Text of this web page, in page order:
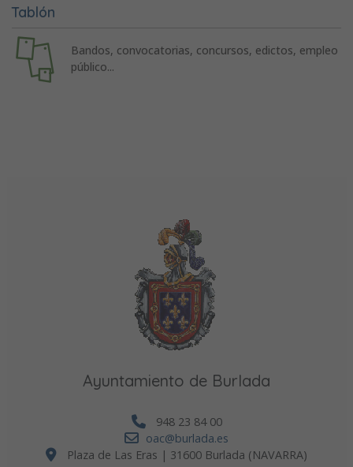
Tablón
Bandos, convocatorias, concursos, edictos, empleo
público...
Ayuntamiento de Burlada
948 23 84 00
oac@burlada.es
Plaza de Las Eras | 31600 Burlada (NAVARRA)